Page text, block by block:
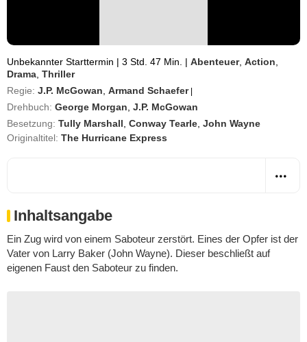
Unbekannter Starttermin | 3 Std. 47 Min. | Abenteuer, Action
Drama Thriller
Regie: J.P. McGowan Armand Schaefer
Drehbuch: George Morgan J.P. McGowan
Besetzung: Tully Marshall Conway Tearle John Wayne
Originaltitel: The Hurricane Express
Inhaltsangabe
Ein Zug wird von einem Saboteur zerstört. Eines der Opfer ist der
Vater von Larry Baker (John Wayne). Dieser beschließt auf
eigenen Faust den Saboteur zu finden.